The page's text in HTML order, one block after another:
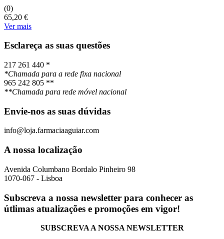
(0)
65,20 €
Ver mais
Esclareça as suas questões
217 261 440 *
*Chamada para a rede fixa nacional
965 242 805 **
**Chamada para rede móvel nacional
Envie-nos as suas dúvidas
info@loja.farmaciaaguiar.com
A nossa localização
Avenida Columbano Bordalo Pinheiro 98
1070-067 - Lisboa
Subscreva a nossa newsletter para conhecer as
útlimas atualizações e promoções em vigor!
SUBSCREVA A NOSSA NEWSLETTER